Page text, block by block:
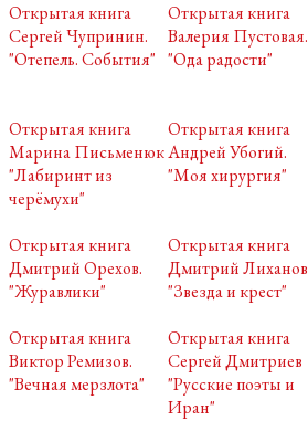
Открытая книга
Сергей Чупринин.
"Отепель. События"
Открытая книга
Валерия Пустовая.
"Ода радости"
Открытая книга
Марина Письменюк
"Лабиринт из
черёмухи"
Открытая книга
Андрей Убогий.
"Моя хирургия"
Открытая книга
Дмитрий Орехов.
"Журавлики"
Открытая книга
Дмитрий Лиханов
"Звезда и крест"
Открытая книга
Виктор Ремизов.
"Вечная мерзлота"
Открытая книга
Сергей Дмитриев
"Русские поэты и
Иран"